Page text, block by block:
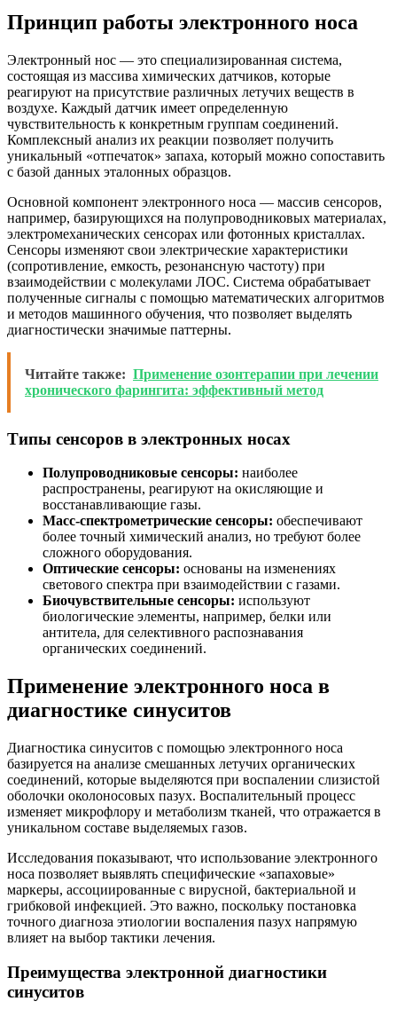
Принцип работы электронного носа
Электронный нос — это специализированная система,
состоящая из массива химических датчиков, которые
реагируют на присутствие различных летучих веществ в
воздухе. Каждый датчик имеет определенную
чувствительность к конкретным группам соединений.
Комплексный анализ их реакции позволяет получить
уникальный «отпечаток» запаха, который можно сопоставить
с базой данных эталонных образцов.
Основной компонент электронного носа — массив сенсоров,
например, базирующихся на полупроводниковых материалах,
электромеханических сенсорах или фотонных кристаллах.
Сенсоры изменяют свои электрические характеристики
(сопротивление, емкость, резонансную частоту) при
взаимодействии с молекулами ЛОС. Система обрабатывает
полученные сигналы с помощью математических алгоритмов
и методов машинного обучения, что позволяет выделять
диагностически значимые паттерны.
Читайте также: Применение озонтерапии при лечении
хронического фарингита: эффективный метод
Типы сенсоров в электронных носах
Полупроводниковые сенсоры: наиболее
распространены, реагируют на окисляющие и
восстанавливающие газы.
Масс-спектрометрические сенсоры: обеспечивают
более точный химический анализ, но требуют более
сложного оборудования.
Оптические сенсоры: основаны на изменениях
светового спектра при взаимодействии с газами.
Биочувствительные сенсоры: используют
биологические элементы, например, белки или
антитела, для селективного распознавания
органических соединений.
Применение электронного носа в
диагностике синуситов
Диагностика синуситов с помощью электронного носа
базируется на анализе смешанных летучих органических
соединений, которые выделяются при воспалении слизистой
оболочки околоносовых пазух. Воспалительный процесс
изменяет микрофлору и метаболизм тканей, что отражается в
уникальном составе выделяемых газов.
Исследования показывают, что использование электронного
носа позволяет выявлять специфические «запаховые»
маркеры, ассоциированные с вирусной, бактериальной и
грибковой инфекцией. Это важно, поскольку постановка
точного диагноза этиологии воспаления пазух напрямую
влияет на выбор тактики лечения.
Преимущества электронной диагностики
синуситов